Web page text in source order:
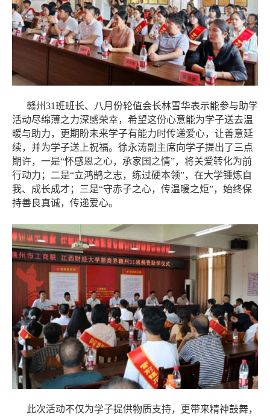
赣州31班班长、八月份轮值会长林雪华表示能参与助学
活动尽绵薄之力深感荣幸，希望这份心意能为学子送去温
暖与助力，更期盼未来学子有能力时传递爱心，让善意延
续，并为学子送上祝福。徐永涛副主席向学子提出了三点
期许，一是“怀感恩之心，承家国之情”，将关爱转化为前
行动力；二是“立鸿鹄之志，练过硬本领”，在大学锤炼自
我、成长成才；三是“守赤子之心，传温暖之炬”，始终保
持善良真诚，传递爱心。
此次活动不仅为学子提供物质支持，更带来精神鼓舞，